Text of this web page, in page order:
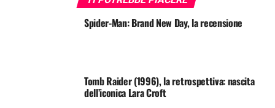
Spider-Man: Brand New Day, la recensione
Tomb Raider (1996), la retrospettiva: nascita
dell’iconica Lara Croft